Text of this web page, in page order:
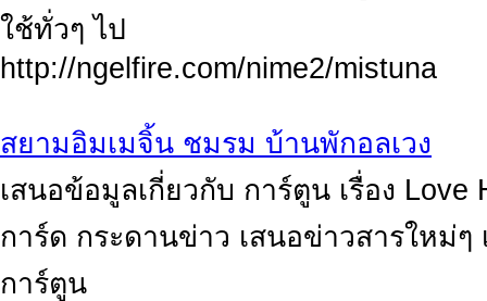
ใช้ทั่วๆ ไป
http://ngelfire.com/nime2/mistuna
สยามอิมเมจิ้น ชมรม บ้านพักอลเวง
เสนอข้อมูลเกี่ยวกับ การ์ตูน เรื่อง Love
การ์ด กระดานข่าว เสนอข่าวสารใหม่ๆ
การ์ตูน